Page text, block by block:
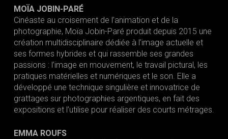
MOÏA JOBIN-PARÉ
Cinéaste au croisement de l’animation et de la
photographie, Moïa Jobin-Paré produit depuis 2015 une
création multidisciplinaire dédiée à l’image actuelle et
ses formes hybrides et qui rassemble ses grandes
passions : l’image en mouvement, le travail pictural, les
pratiques matérielles et numériques et le son. Elle a
développé une technique singulière et innovatrice de
grattages sur photographies argentiques, en fait des
expositions et l’utilise pour réaliser des courts métrages.
EMMA ROUFS